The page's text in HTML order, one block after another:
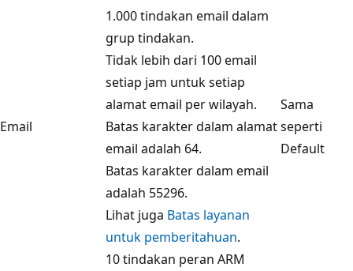
Email
1.000 tindakan email dalam
grup tindakan.
Tidak lebih dari 100 email
setiap jam untuk setiap
alamat email per wilayah.
Batas karakter dalam alamat
email adalah 64.
Batas karakter dalam email
adalah 55296.
Lihat juga Batas layanan
untuk pemberitahuan.
Sama
seperti
Default
10 tindakan peran ARM